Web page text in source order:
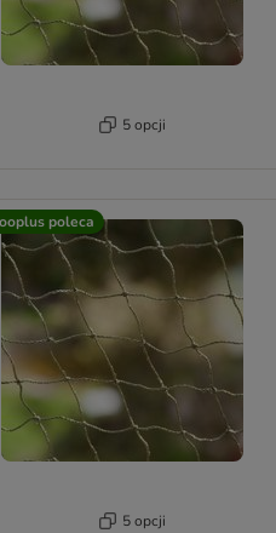
5 opcji
poleca
5 opcji